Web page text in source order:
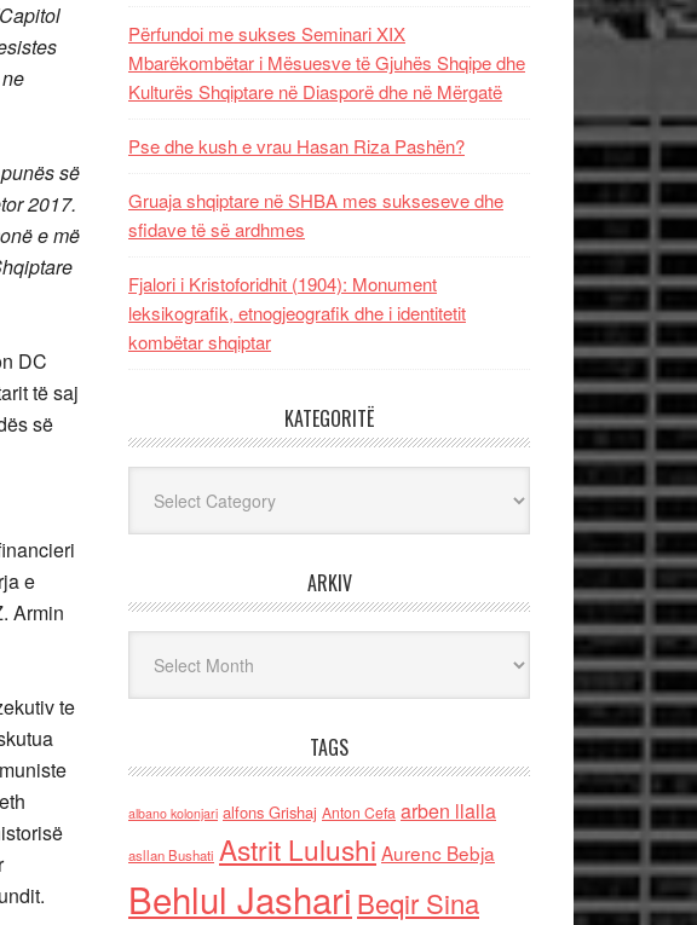
së
2017.
e më
DC
të saj
së
e
Armin
te
Përfundoi me sukses Seminari XIX
Mbarëkombëtar i Mësuesve të Gjuhës Shqipe dhe
Kulturës Shqiptare në Diasporë dhe në Mërgatë
Pse dhe kush e vrau Hasan Riza Pashën?
Gruaja shqiptare në SHBA mes sukseseve dhe
sfidave të së ardhmes
Fjalori i Kristoforidhit (1904): Monument
leksikografik, etnogjeografik dhe i identitetit
kombëtar shqiptar
KATEGORITË
ARKIV
TAGS
albano kolonjari alfons Grishaj Anton Cefa arben llalla
asllan Bushati Astrit Lulushi Aurenc Bebja
Behlul Jashari Beqir Sina